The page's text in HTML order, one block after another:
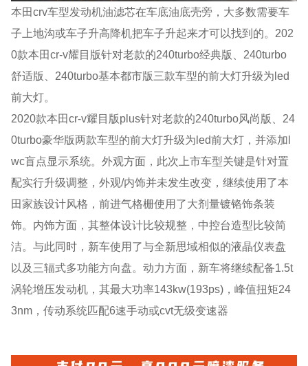
本田crv车型发动机油滤芯在车底油底壳旁，大多数需要车
子上地沟或车子升高降机把车子升起来才可以找到的。202
0款本田cr-v耀目版针对老款的240turbo经典版、240turbo
舒适版、240turbo基本都市版三款车型的前大灯升级为led
前大灯。
2020款本田cr-v耀目版plus针对老款的240turbo风尚版、24
0turbo豪华版两款车型的前大灯升级为led前大灯，并添加l
wc盲点显示系统。外观方面，此次上市车型关键是针对置
配实行升级调整，外观/内饰并未发生改变，继续使用了本
田家族设计风格，前进气格栅使用了大剂量镀铬饰条装
饰。内饰方面，其整体设计比较规整，中控台造型比较简
洁。与此同时，新车使用了与全新思域相似的液晶仪表盘
以及三辐式多功能方向盘。动力方面，新车将继续配备1.5t
涡轮增压发动机，其最大功率143kw(193ps)，峰值扭矩24
3nm，传动系统匹配6速手动或cvt无级变速器